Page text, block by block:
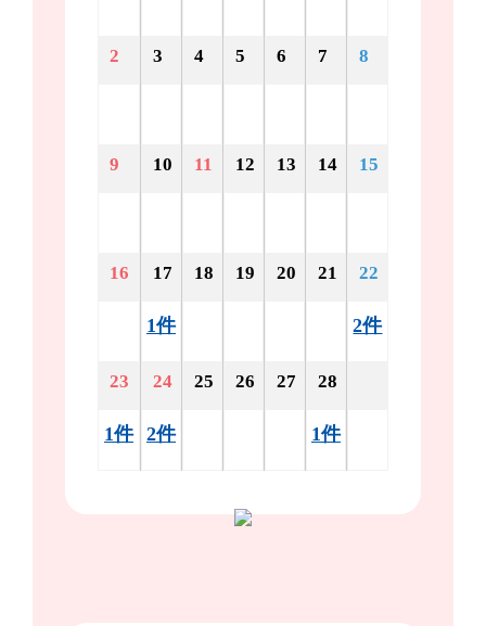
2 3 4 5 6 7 8
9 10 11 12 13 14 15
16 17
1件
18 19 20 21 22
2件
23
1件
24
2件
25 26 27 28
1件